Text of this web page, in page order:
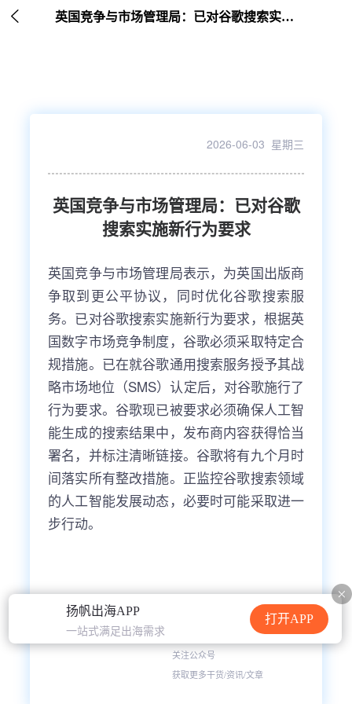
扬帆出海APP
一站式满足出海需求
打开APP
 英国竞争与市场管理局：已对谷歌搜索实施新行为要求
2026-06-03 星期三
英国竞争与市场管理局：已对谷歌
搜索实施新行为要求
英国竞争与市场管理局表示，为英国出版商
争取到更公平协议，同时优化谷歌搜索服
务。已对谷歌搜索实施新行为要求，根据英
国数字市场竞争制度，谷歌必须采取特定合
规措施。已在就谷歌通用搜索服务授予其战
略市场地位（SMS）认定后，对谷歌施行了
行为要求。谷歌现已被要求必须确保人工智
能生成的搜索结果中，发布商内容获得恰当
署名，并标注清晰链接。谷歌将有九个月时
间落实所有整改措施。正监控谷歌搜索领域
的人工智能发展动态，必要时可能采取进一
步行动。
关注公众号
获取更多干货/资讯/文章